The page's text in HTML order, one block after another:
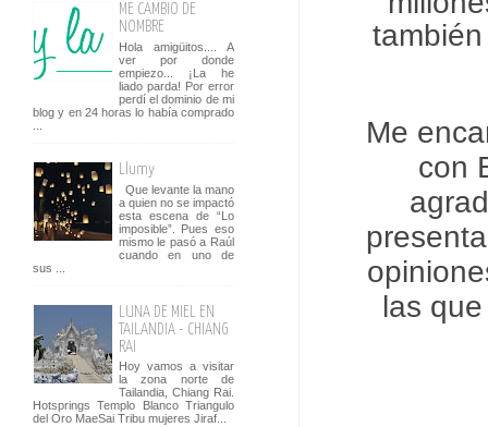
Me
con
las
ME CAMBIO DE
NOMBRE
Hola amigüitos.... A
ver por donde
empiezo... ¡La he
liado parda! Por error
perdí el dominio de mi
blog y en 24 horas lo había comprado
Llumy
Que levante la mano
a quien no se impactó
esta escena de “Lo
imposible”. Pues eso
mismo le pasó a Raúl
cuando en uno de
sus ...
LUNA DE MIEL EN
TAILANDIA - CHIANG
RAI
Hoy vamos a visitar
la zona norte de
Tailandia, Chiang Rai.
Hotsprings Templo Blanco Triangulo
del Oro MaeSai Tribu mujeres Jiraf...